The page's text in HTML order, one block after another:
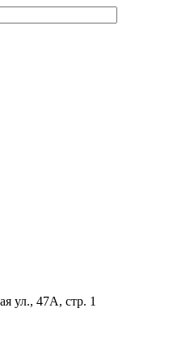
ул., 47А, стр. 1